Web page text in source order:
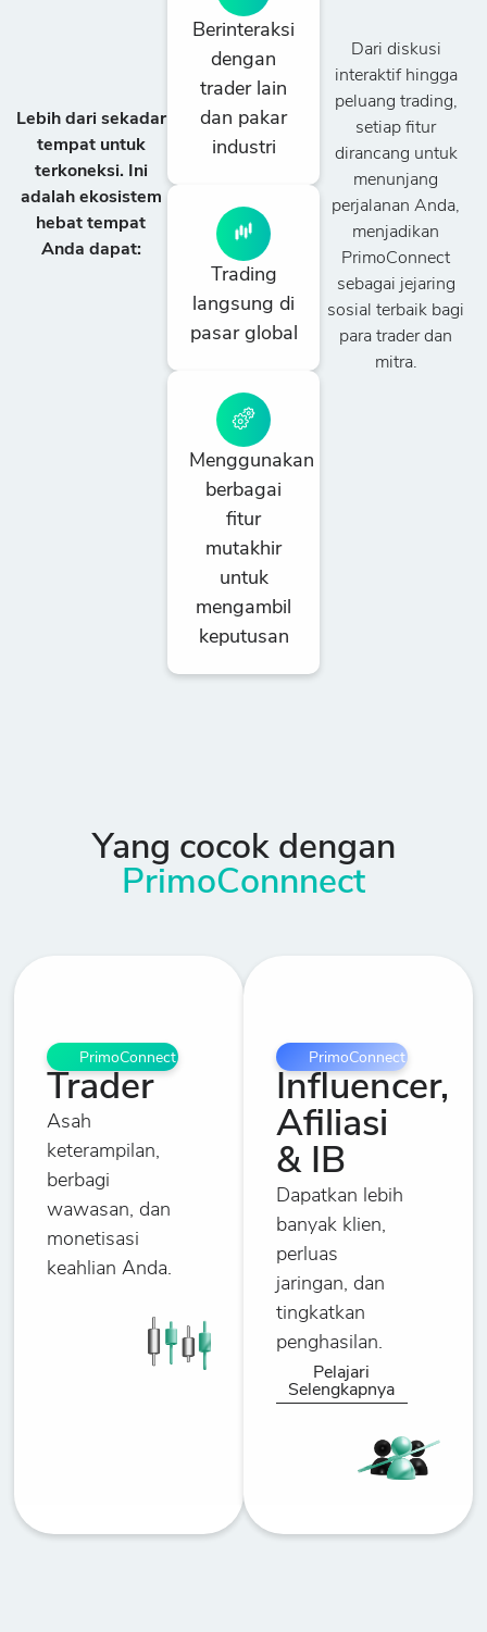
Lebih dari sekadar
tempat untuk
terkoneksi. Ini
adalah ekosistem
hebat tempat
Anda dapat:
Berinteraksi
dengan
trader lain
dan pakar
industri
Trading
langsung di
pasar global
Menggunakan
berbagai
fitur
mutakhir
untuk
mengambil
keputusan
Dari diskusi
interaktif hingga
peluang trading,
setiap fitur
dirancang untuk
menunjang
perjalanan Anda,
menjadikan
PrimoConnect
sebagai jejaring
sosial terbaik bagi
para trader dan
mitra.
Yang cocok dengan
PrimoConnnect
PrimoConnect
Trader
Asah
keterampilan,
berbagi
wawasan, dan
monetisasi
keahlian Anda.
PrimoConnect
Influencer,
Afiliasi
& IB
Dapatkan lebih
banyak klien,
perluas
jaringan, dan
tingkatkan
penghasilan.
Pelajari
Selengkapnya